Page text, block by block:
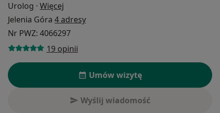
Urolog · Więcej
Jelenia Góra 4 adresy
Nr PWZ: 4066297
19 opinii
Umów wizytę
Wyślij wiadomość